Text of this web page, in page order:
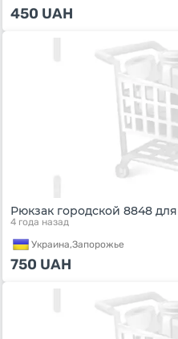
450 UAH
Рюкзак городской 8848
4 года назад
Украина,Запорожье
750 UAH